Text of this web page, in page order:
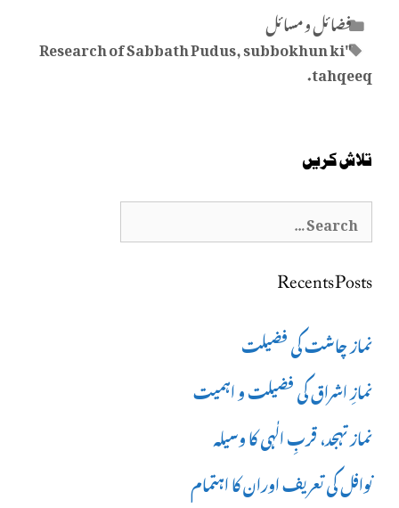
Categories
فضائل و مسائل
Tags
"Research of Sabbath Pudus
,subbokhun ki
tahqeeq.
تلاش کریں
Search
Recents Posts
نماز چاشت کی فضیلت
نمازِ اشراق کی فضیلت و اہمیت
نماز تہجد، قربِ الٰہی کا وسیلہ
نوافل کی تعریف اوران کا اہتمام